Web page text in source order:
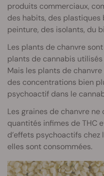
produits commerciaux,
des habits, des plastiques
peinture, des isolants, du
Les plants de chanvre
plants de cannabis
Mais les plants de
des concentrations bien
psychoactif dans le
Les graines de chanvre
quantités infimes de THC
d’effets psychoactifs chez
elles sont consommées.